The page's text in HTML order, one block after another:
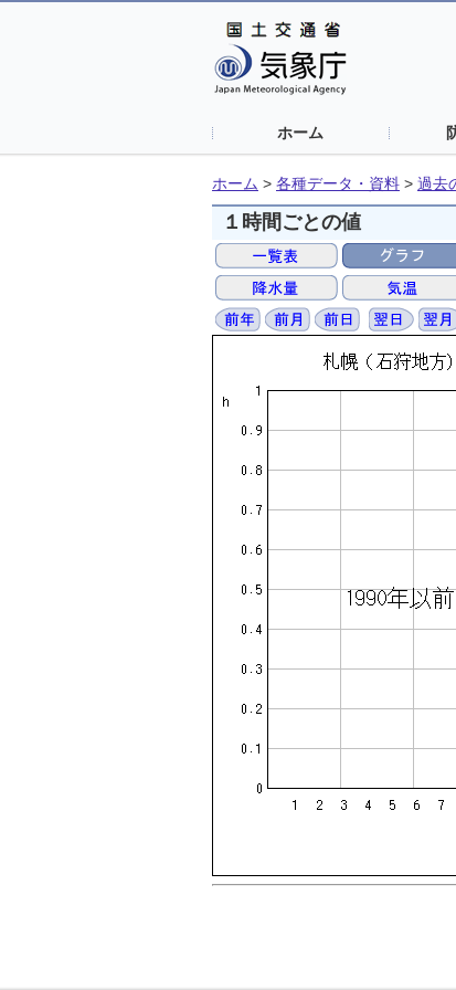
ホーム
ホーム > 各種データ・資料 > 過去
１時間ごとの値